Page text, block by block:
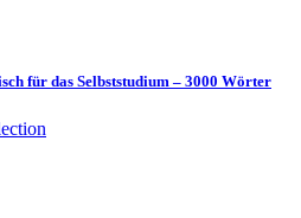
für das Selbststudium – 3000 Wörter